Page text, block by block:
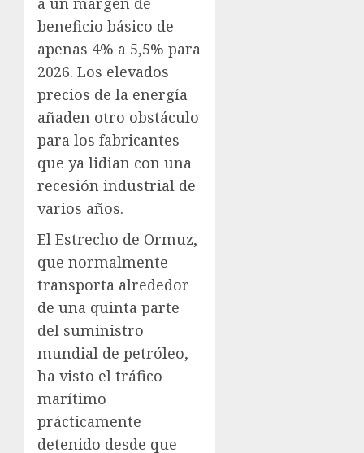
beneficio básico de
apenas 4% a 5,5% para
2026. Los elevados
precios de la energía
añaden otro obstáculo
para los fabricantes
que ya lidian con una
recesión industrial de
varios años.​
El Estrecho de Ormuz,
que normalmente
transporta alrededor
de una quinta parte
del suministro
mundial de petróleo,
ha visto el tráfico
marítimo
prácticamente
detenido desde que